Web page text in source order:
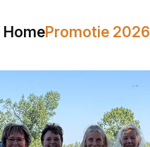
HomePromotie 2026